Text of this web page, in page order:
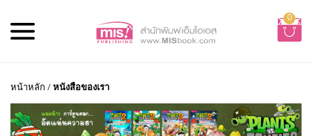
0
หน้าหลัก /หนังสือของเรา